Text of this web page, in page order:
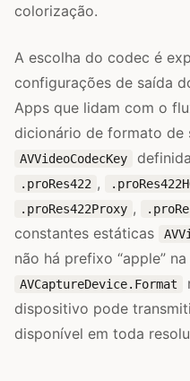
colorização.
A escolha do codec é
configurações de saída
Apps que lidam com o
dicionário de formato de
AVVideoCodecKey
.proRes422 ,
.proRes422Proxy ,
constantes estáticas
não há prefixo “apple”
AVCaptureDevice.Format
dispositivo pode
disponível em toda